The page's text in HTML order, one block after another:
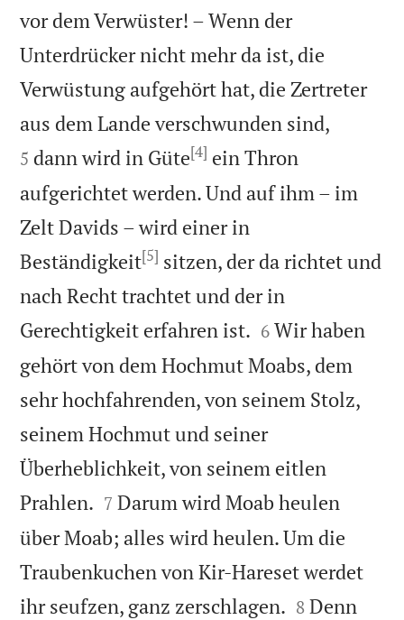
vor dem Verwüster! – Wenn der
Unterdrücker nicht mehr da ist, die
Verwüstung aufgehört hat, die Zertreter
aus dem Lande verschwunden sind,
5 dann wird in Güte[4] ein Thron
aufgerichtet werden. Und auf ihm – im
Zelt Davids – wird einer in
Beständigkeit[5] sitzen, der da richtet und
nach Recht trachtet und der in
Gerechtigkeit erfahren ist. 

6 Wir haben
gehört von dem Hochmut Moabs, dem
sehr hochfahrenden, von seinem Stolz,
seinem Hochmut und seiner
Überheblichkeit, von seinem eitlen
Prahlen. 

7 Darum wird Moab heulen
über Moab; alles wird heulen. Um die
Traubenkuchen von Kir-Hareset werdet
ihr seufzen, ganz zerschlagen. 

8 Denn